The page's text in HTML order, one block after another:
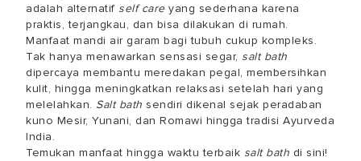
adalah alternatif self care yang sederhana karena
praktis, terjangkau, dan bisa dilakukan di rumah.
Manfaat mandi air garam bagi tubuh cukup kompleks.
Tak hanya menawarkan sensasi segar, salt bath
dipercaya membantu meredakan pegal, membersihkan
kulit, hingga meningkatkan relaksasi setelah hari yang
melelahkan. Salt bath sendiri dikenal sejak peradaban
kuno Mesir, Yunani, dan Romawi hingga tradisi Ayurveda
India.
Temukan manfaat hingga waktu terbaik salt bath di sini!